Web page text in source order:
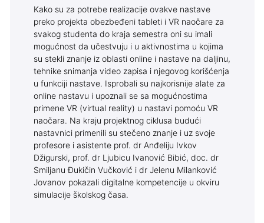
Kako su za potrebe realizacije ovakve nastave
preko projekta obezbeđeni tableti i VR naočare za
svakog studenta do kraja semestra oni su imali
mogućnost da učestvuju i u aktivnostima u kojima
su stekli znanje iz oblasti online i nastave na daljinu,
tehnike snimanja video zapisa i njegovog korišćenja
u funkciji nastave. Isprobali su najkorisnije alate za
online nastavu i upoznali se sa mogućnostima
primene VR (virtual reality) u nastavi pomoću VR
naočara. Na kraju projektnog ciklusa budući
nastavnici primenili su stečeno znanje i uz svoje
profesore i asistente prof. dr Anđeliju Ivkov
Džigurski, prof. dr Ljubicu Ivanović Bibić, doc. dr
Smiljanu Đukičin Vučković i dr Jelenu Milanković
Jovanov pokazali digitalne kompetencije u okviru
simulacije školskog časa.